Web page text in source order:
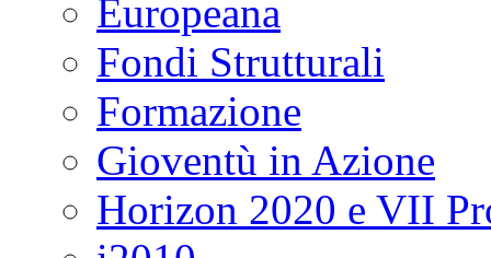
Europeana
Fondi Strutturali
Formazione
Gioventù in Azione
Horizon 2020 e VII